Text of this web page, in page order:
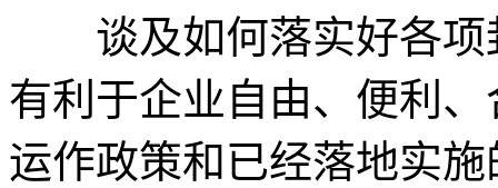
谈及如何落实好各项
有利于企业自由、便利
运作政策和已经落地实